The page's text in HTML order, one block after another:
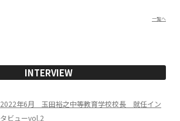
一覧へ
INTERVIEW
2022年6月 玉田裕之中等教育学校校長 就任イン
タビューvol.2